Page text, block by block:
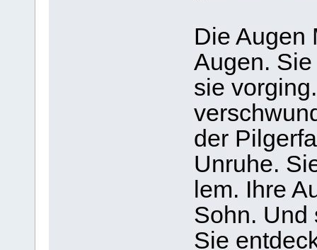
Die Augen
Augen.
sie
der
Unruhe.
lem. Ihre
Sohn. Und
Sie